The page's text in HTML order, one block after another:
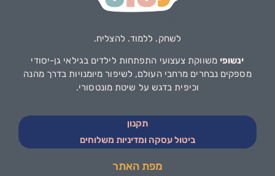
לשחק. ללמוד. להצליח.
ינשופי משווקת צעצועי התפתחות לילדים בגילאי גן-יסודי
מספקים נבחרים מרחבי העולם, לשיפור מיומנויות בדרך מהנה
וכיפית בדגש על שיטת מונטסורי.
תקנון
ביטול עסקה ומדיניות משלוחים
מפת האתר